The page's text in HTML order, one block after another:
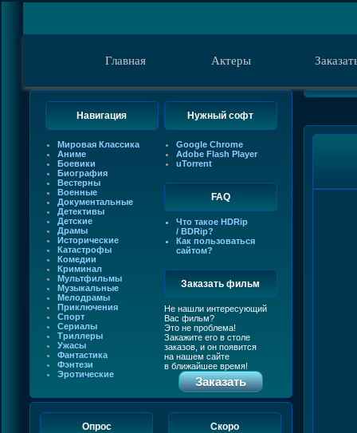
Главная Актеры
Навигация Нужный софт
Мировая Классика
Аниме
Боевики
Биография
Вестерны
Военные
Документальные
Детективы
Детские
Драмы
Исторические
Катастрофы
Комедии
Криминал
Мультфильмы
Музыкальные
Мелодрамы
Приключения
Спорт
Сериалы
Триллеры
Ужасы
Фантастика
Фэнтези
Эротические
Google Chrome
Adobe Flash Player
uTorrent
FAQ
Что такое HDRip
/ BDRip?
Как пользоваться
сайтом?
Заказать фильм
Не нашли интересующий
Вас фильм?
Это не проблема!
Закажите его в столе
заказов, и он появится
на нашем сайте
в ближайшее время!
Заказать
Опрос Скоро